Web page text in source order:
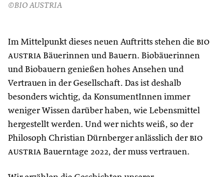
©BIO AUSTRIA
Im Mittelpunkt dieses neuen Auftritts stehen die bio
austria Bäuerinnen und Bauern. Biobäuerinnen
und Biobauern genießen hohes Ansehen und
Vertrauen in der Gesellschaft. Das ist deshalb
besonders wichtig, da KonsumentInnen immer
weniger Wissen darüber haben, wie Lebensmittel
hergestellt werden. Und wer nichts weiß, so der
Philosoph Christian Dürnberger anlässlich der bio
austria Bauerntage 2022, der muss vertrauen.